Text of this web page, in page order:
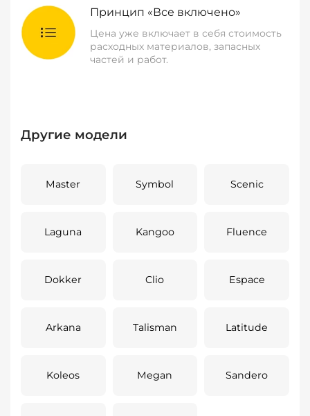
Принцип «Все включено»
Цена уже включает в себя стоимость
расходных материалов, запасных
частей и работ.
Другие модели
Master Symbol Scenic
Laguna Kangoo Fluence
Dokker Clio Espace
Arkana Talisman Latitude
Koleos Megan Sandero